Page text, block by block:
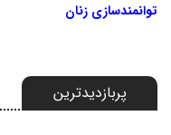
توانمندسازی زنان
پربازدیدترین